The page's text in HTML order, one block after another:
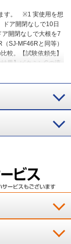
。
※1 実使用を想
ア開閉なしで10日
開閉なしで大根を7
SJ-MF46Rと同等）
較。【試験依頼先】
果】ビタミンCの流
較【結果】「快速冷
霜付き状態をメーカ
や状態などにより効
。【試験方法】
した寒天培地を配置
（プラズマクラスタ
果】6日間で除去率
ん。
（自動製氷運転時）
影響を及ぼさない範
、新鮮冷凍
費電力量から算出。